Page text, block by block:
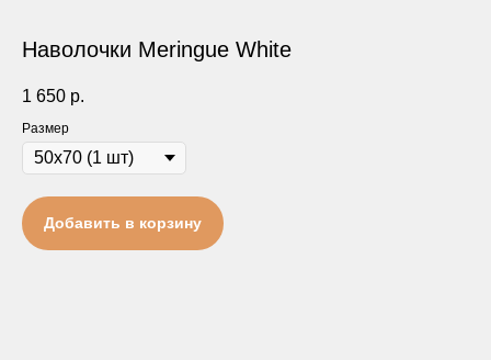
Наволочки Meringue White
1 650 р.
Размер
Добавить в корзину